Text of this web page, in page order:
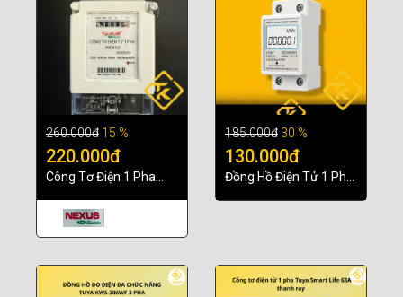
260.000đ 15 %
220.000đ
Công Tơ Điện 1 Pha
Nhà Trọ
185.000đ 30 %
130.000đ
Đồng Hồ Điện Tử 1 Pha
thanh ray - Thiết Kế